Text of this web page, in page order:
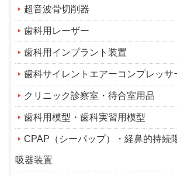
超音波骨切削器
歯科用レーザー
歯科用インプラント装置
歯科サイレントエアーコンプレッサ
クリニック診察室・待合室用品
歯科用模型・歯科実習用模型
CPAP（シーパップ）・経鼻的持続
吸器装置